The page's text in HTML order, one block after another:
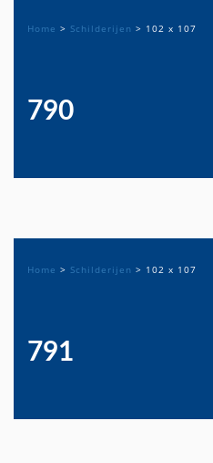
Home > Schilderijen > 102 x 107
790
Home > Schilderijen > 102 x 107
791